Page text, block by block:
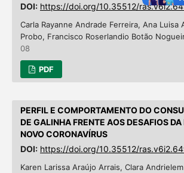
DOI: https://doi.org/10.35512/
Carla Rayanne Andrade Ferreira, Ana Luisa
Probo, Francisco Roserlandio Botão
08
PDF
PERFIL E COMPORTAMENTO DO
DE GALINHA FRENTE AOS DESAFIOS
NOVO CORONAVÍRUS
DOI: https://doi.org/10.35512/
Karen Larissa Araújo Arrais, Clara